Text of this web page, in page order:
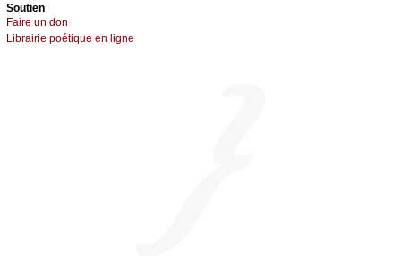
Sоutien
Fаirе un dоn
Librairiе pоétique en lignе